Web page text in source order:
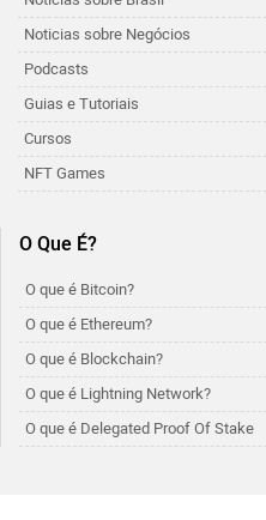
Noticias sobre Negócios
Podcasts
Guias e Tutoriais
Cursos
NFT Games
O Que É?
O que é Bitcoin?
O que é Ethereum?
O que é Blockchain?
O que é Lightning Network?
O que é Delegated Proof Of Stake